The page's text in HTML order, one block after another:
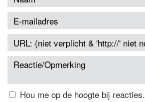
Hou me op de hoogte bij reacties.